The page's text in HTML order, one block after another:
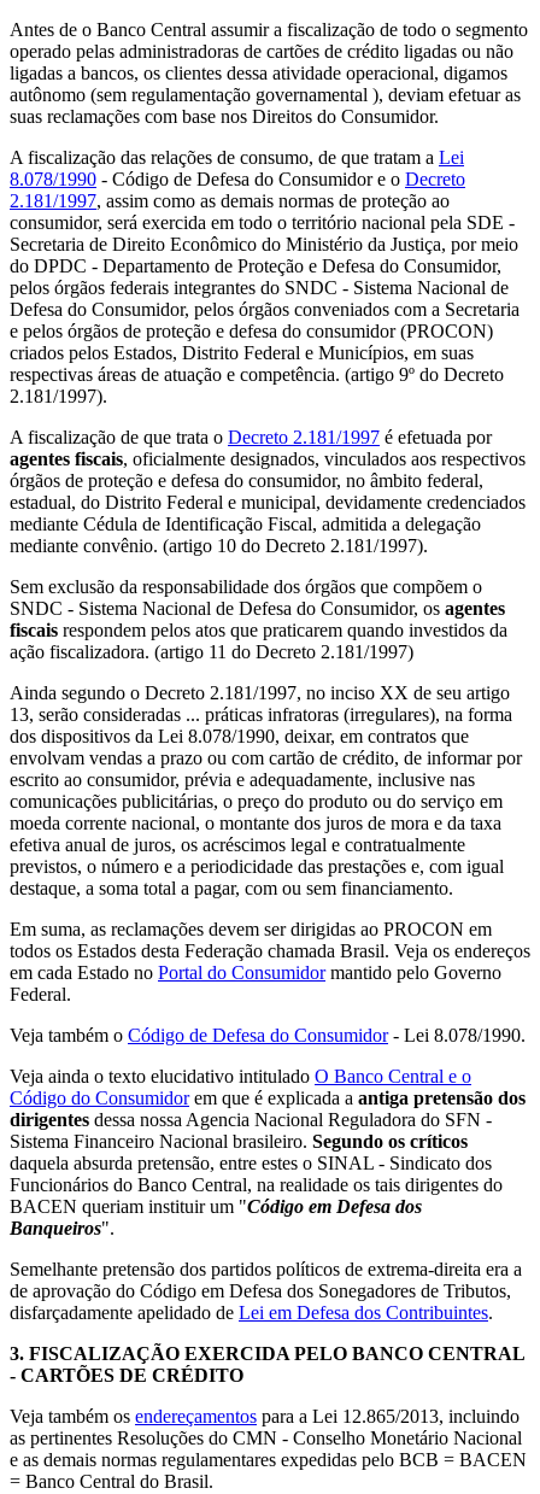
Antes de o Banco Central assumir a fiscalização de todo o segmento
operado pelas administradoras de cartões de crédito ligadas ou não
ligadas a bancos, os clientes dessa atividade operacional, digamos
autônomo (sem regulamentação governamental ), deviam efetuar as
suas reclamações com base nos Direitos do Consumidor.
A fiscalização das relações de consumo, de que tratam a Lei
8.078/1990 - Código de Defesa do Consumidor e o Decreto
2.181/1997, assim como as demais normas de proteção ao
consumidor, será exercida em todo o território nacional pela SDE -
Secretaria de Direito Econômico do Ministério da Justiça, por meio
do DPDC - Departamento de Proteção e Defesa do Consumidor,
pelos órgãos federais integrantes do SNDC - Sistema Nacional de
Defesa do Consumidor, pelos órgãos conveniados com a Secretaria
e pelos órgãos de proteção e defesa do consumidor (PROCON)
criados pelos Estados, Distrito Federal e Municípios, em suas
respectivas áreas de atuação e competência. (artigo 9º do Decreto
2.181/1997).
A fiscalização de que trata o Decreto 2.181/1997 é efetuada por
agentes fiscais, oficialmente designados, vinculados aos respectivos
órgãos de proteção e defesa do consumidor, no âmbito federal,
estadual, do Distrito Federal e municipal, devidamente credenciados
mediante Cédula de Identificação Fiscal, admitida a delegação
mediante convênio. (artigo 10 do Decreto 2.181/1997).
Sem exclusão da responsabilidade dos órgãos que compõem o
SNDC - Sistema Nacional de Defesa do Consumidor, os agentes
fiscais respondem pelos atos que praticarem quando investidos da
ação fiscalizadora. (artigo 11 do Decreto 2.181/1997)
Ainda segundo o Decreto 2.181/1997, no inciso XX de seu artigo
13, serão consideradas ... práticas infratoras (irregulares), na forma
dos dispositivos da Lei 8.078/1990, deixar, em contratos que
envolvam vendas a prazo ou com cartão de crédito, de informar por
escrito ao consumidor, prévia e adequadamente, inclusive nas
comunicações publicitárias, o preço do produto ou do serviço em
moeda corrente nacional, o montante dos juros de mora e da taxa
efetiva anual de juros, os acréscimos legal e contratualmente
previstos, o número e a periodicidade das prestações e, com igual
destaque, a soma total a pagar, com ou sem financiamento.
Em suma, as reclamações devem ser dirigidas ao PROCON em
todos os Estados desta Federação chamada Brasil. Veja os endereços
em cada Estado no Portal do Consumidormantido pelo Governo
Federal.
Veja também o Código de Defesa do Consumidor- Lei 8.078/1990.
Veja ainda o texto elucidativo intitulado O Banco Central e o
Código do Consumidorem que é explicada a antiga pretensão dos
dirigentes dessa nossa Agencia Nacional Reguladora do SFN -
Sistema Financeiro Nacional brasileiro. Segundo os críticos
daquela absurda pretensão, entre estes o SINAL - Sindicato dos
Funcionários do Banco Central, na realidade os tais dirigentes do
BACEN queriam instituir um "Código em Defesa dos
Banqueiros".
Semelhante pretensão dos partidos políticos de extrema-direita era a
de aprovação do Código em Defesa dos Sonegadores de Tributos,
disfarçadamente apelidado de Lei em Defesa dos Contribuintes.
3. FISCALIZAÇÃO EXERCIDA PELO BANCO CENTRAL
- CARTÕES DE CRÉDITO
Veja também os endereçamentos para a Lei 12.865/2013, incluindo
as pertinentes Resoluções do CMN - Conselho Monetário Nacional
e as demais normas regulamentares expedidas pelo BCB = BACEN
= Banco Central do Brasil.